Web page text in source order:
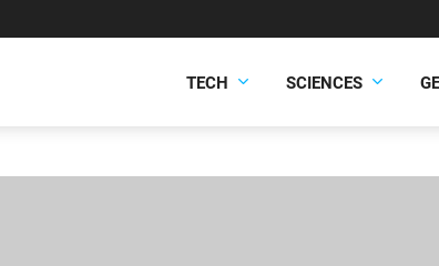
TECH SCIENCES